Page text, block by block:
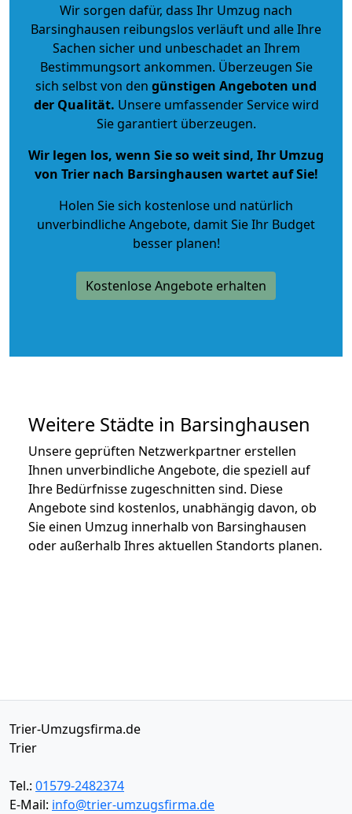
Wir sorgen dafür, dass Ihr Umzug nach
Barsinghausen reibungslos verläuft und alle Ihre
Sachen sicher und unbeschadet an Ihrem
Bestimmungsort ankommen. Überzeugen Sie
sich selbst von den günstigen Angeboten und
der Qualität. Unsere umfassender Service wird
Sie garantiert überzeugen.
Wir legen los, wenn Sie so weit sind, Ihr Umzug
von Trier nach Barsinghausen wartet auf Sie!
Holen Sie sich kostenlose und natürlich
unverbindliche Angebote, damit Sie Ihr Budget
besser planen!
Kostenlose Angebote erhalten
Weitere Städte in Barsinghausen
Unsere geprüften Netzwerkpartner erstellen
Ihnen unverbindliche Angebote, die speziell auf
Ihre Bedürfnisse zugeschnitten sind. Diese
Angebote sind kostenlos, unabhängig davon, ob
Sie einen Umzug innerhalb von Barsinghausen
oder außerhalb Ihres aktuellen Standorts planen.
Trier-Umzugsfirma.de
Trier
Tel.: 01579-2482374
E-Mail: info@trier-umzugsfirma.de